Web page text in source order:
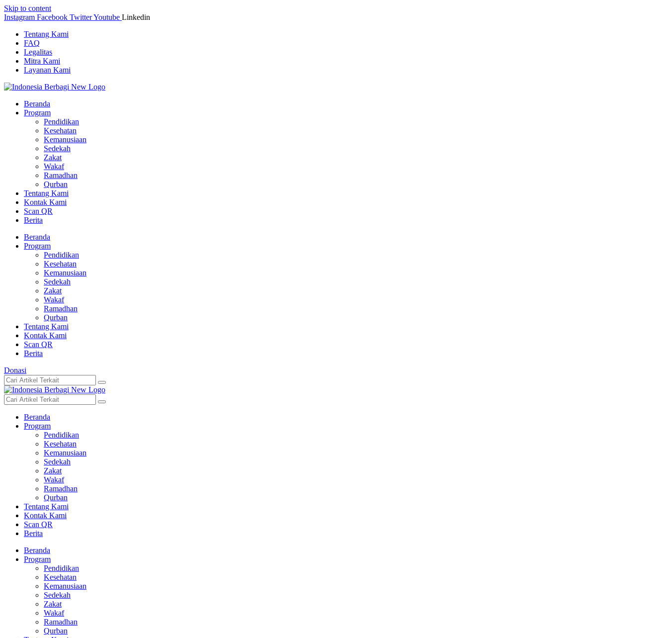
Skip to content
Instagram Facebook TwitterYoutube Linkedin
Tentang Kami
FAQ
Legalitas
Mitra Kami
Layanan Kami
Beranda
Program
Pendidikan
Kesehatan
Kemanusiaan
Sedekah
Zakat
Wakaf
Ramadhan
Qurban
Tentang Kami
Kontak Kami
Scan QR
Berita
Beranda
Program
Pendidikan
Kesehatan
Kemanusiaan
Sedekah
Zakat
Wakaf
Ramadhan
Qurban
Tentang Kami
Kontak Kami
Scan QR
Berita
Donasi
Beranda
Program
Pendidikan
Kesehatan
Kemanusiaan
Sedekah
Zakat
Wakaf
Ramadhan
Qurban
Tentang Kami
Kontak Kami
Scan QR
Berita
Beranda
Program
Pendidikan
Kesehatan
Kemanusiaan
Sedekah
Zakat
Wakaf
Ramadhan
Qurban